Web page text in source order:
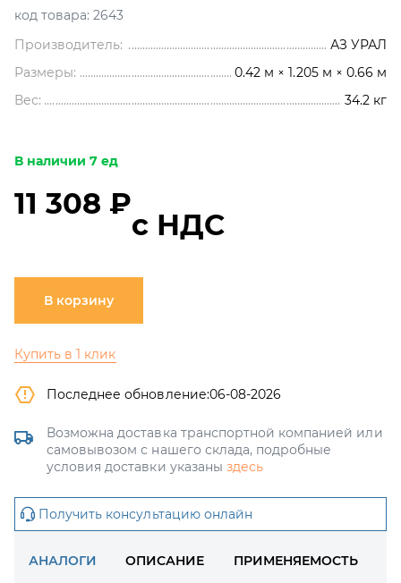
код товара: 2643
Производитель:
АЗ УРАЛ
Размеры:
0.42 м × 1.205 м × 0.66 м
Вес:
34.2 кг
В наличии 7 ед
11 308 ₽
с НДС
В корзину
Купить в 1 клик
Последнее обновление:06-08-2026
Возможна доставка транспортной компанией или
самовывозом с нашего склада, подробные
условия доставки указаны здесь
Получить консультацию онлайн
АНАЛОГИ ОПИСАНИЕ ПРИМЕНЯЕМОСТЬ